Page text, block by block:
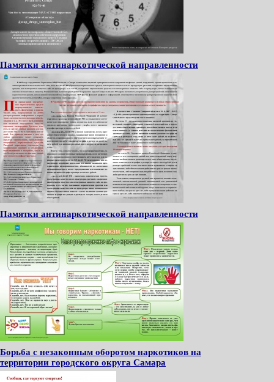
Памятки антинаркотической направленности
Памятки антинаркотической направленности
Борьба с незаконным оборотом наркотиков на
территории городского округа Самара